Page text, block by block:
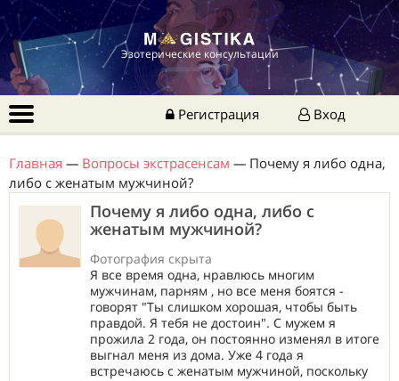
Эзотерические консультации
Регистрация Вход
Главная — Вопросы экстрасенсам — Почему я либо одна,
либо с женатым мужчиной?
Почему я либо одна, либо с
женатым мужчиной?
Фотография скрыта
Я все время одна, нравлюсь многим
мужчинам, парням , но все меня боятся -
говорят "Ты слишком хорошая, чтобы быть
правдой. Я тебя не достоин". С мужем я
прожила 2 года, он постоянно изменял в итоге
выгнал меня из дома. Уже 4 года я
встречаюсь с женатым мужчиной, поскольку